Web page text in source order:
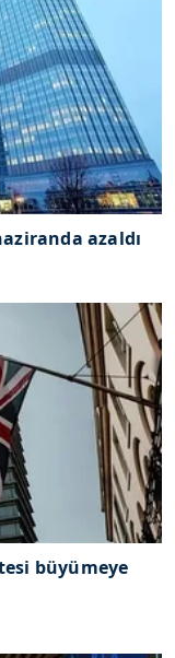
azaldı
büyümeye